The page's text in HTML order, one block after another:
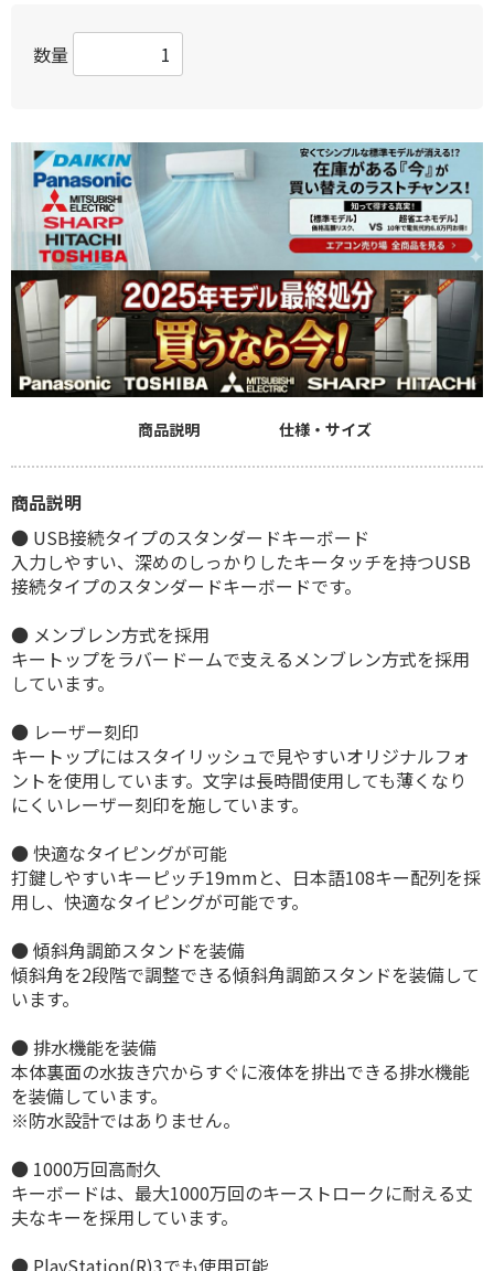
数量
商品説明 仕様・サイズ
商品説明
● USB接続タイプのスタンダードキーボード
入力しやすい、深めのしっかりしたキータッチを持つUSB
接続タイプのスタンダードキーボードです。
● メンブレン方式を採用
キートップをラバードームで支えるメンブレン方式を採用
しています。
● レーザー刻印
キートップにはスタイリッシュで見やすいオリジナルフォ
ントを使用しています。文字は長時間使用しても薄くなり
にくいレーザー刻印を施しています。
● 快適なタイピングが可能
打鍵しやすいキーピッチ19mmと、日本語108キー配列を採
用し、快適なタイピングが可能です。
● 傾斜角調節スタンドを装備
傾斜角を2段階で調整できる傾斜角調節スタンドを装備して
います。
● 排水機能を装備
本体裏面の水抜き穴からすぐに液体を排出できる排水機能
を装備しています。
※防水設計ではありません。
● 1000万回高耐久
キーボードは、最大1000万回のキーストロークに耐える丈
夫なキーを採用しています。
● PlayStation(R)3でも使用可能